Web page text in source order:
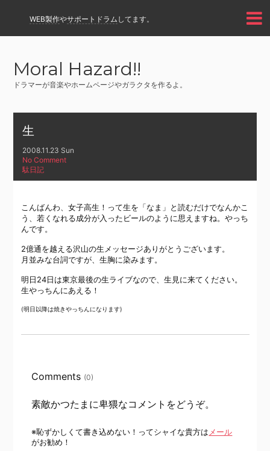
WEB製作やサポートドラム してます。
Moral Hazard!!
ドラマーが音楽やホームページやガラクタを作るよ。
生
2008.11.23 Sun
No Comment
駄日記
こんばんわ、女子高生！って生を「なま」と読むだけでなんかこ
う、若くなれる成分が入ったビールのように思えますね。やっち
んです。
2億通を越える沢山の生メッセージありがとうございます。
月並みな台詞ですが、生胸に染みます。
明日24日は東京最後の生ライブなので、生見に来てください。
生やっちんにあえる！
(明日以降は焼きやっちんになります)
Comments (0)
素敵かつたまに卑猥なコメントをどうぞ。
※恥ずかしくて書き込めない！ってシャイな貴方は メール
がお勧め！